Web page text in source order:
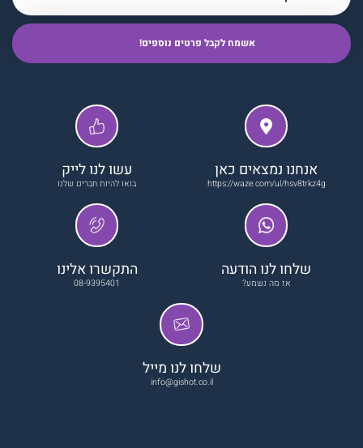
אנחנו נמצאים כאן
https://waze.com/ul/hsv8trkz4g
עשו לנו לייק
בואו להיות חברים שלנו
שלחו לנו הודעה
אז מה נשמע?
התקשרו אלינו
08-9395401
שלחו לנו מייל
info@gishot.co.il